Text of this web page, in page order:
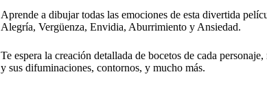
Aprende a dibujar todas las emociones de esta divertida
Alegría, Vergüenza, Envidia, Aburrimiento y Ansiedad.
Te espera la creación detallada de bocetos de cada
y sus difuminaciones, contornos, y mucho más.